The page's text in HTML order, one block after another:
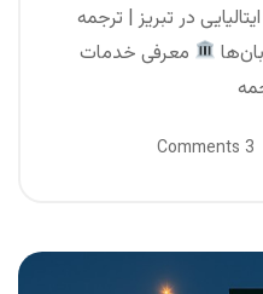
در تبریز | ترجمه
معرفی خدمات
3 Comments